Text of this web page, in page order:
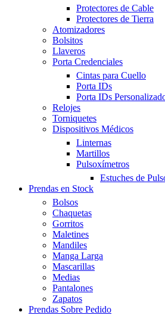
Protectores de Cable
Protectores de Tierra
Atomizadores
Bolsitos
Llaveros
Porta Credenciales
Cintas para Cuello
Porta IDs
Porta IDs
Relojes
Torniquetes
Dispositivos Médicos
Linternas
Martillos
Pulsoxímetros
Estuches de
Prendas en Stock
Bolsos
Chaquetas
Gorritos
Maletines
Mandiles
Manga Larga
Mascarillas
Medias
Pantalones
Zapatos
Prendas Sobre Pedido